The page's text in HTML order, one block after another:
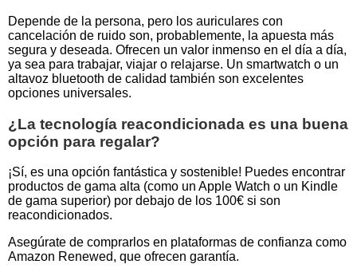
Depende de la persona, pero los auriculares con
cancelación de ruido son, probablemente, la apuesta más
segura y deseada. Ofrecen un valor inmenso en el día a día,
ya sea para trabajar, viajar o relajarse. Un smartwatch o un
altavoz bluetooth de calidad también son excelentes
opciones universales.
¿La tecnología reacondicionada es una buena
opción para regalar?
¡Sí, es una opción fantástica y sostenible! Puedes encontrar
productos de gama alta (como un Apple Watch o un Kindle
de gama superior) por debajo de los 100€ si son
reacondicionados.
Asegúrate de comprarlos en plataformas de confianza como
Amazon Renewed, que ofrecen garantía.